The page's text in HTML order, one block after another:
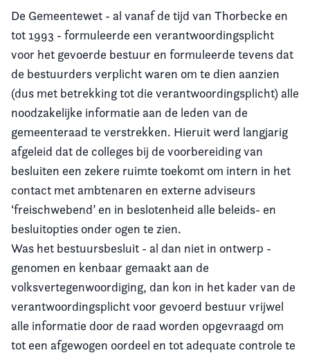
De Gemeentewet - al vanaf de tijd van Thorbecke en
tot 1993 - formuleerde een verantwoordingsplicht
voor het gevoerde bestuur en formuleerde tevens dat
de bestuurders verplicht waren om te dien aanzien
(dus met betrekking tot die verantwoordingsplicht) alle
noodzakelijke informatie aan de leden van de
gemeenteraad te verstrekken. Hieruit werd langjarig
afgeleid dat de colleges bij de voorbereiding van
besluiten een zekere ruimte toekomt om intern in het
contact met ambtenaren en externe adviseurs
‘freischwebend’ en in beslotenheid alle beleids- en
besluitopties onder ogen te zien.
Was het bestuursbesluit - al dan niet in ontwerp -
genomen en kenbaar gemaakt aan de
volksvertegenwoordiging, dan kon in het kader van de
verantwoordingsplicht voor gevoerd bestuur vrijwel
alle informatie door de raad worden opgevraagd om
tot een afgewogen oordeel en tot adequate controle te